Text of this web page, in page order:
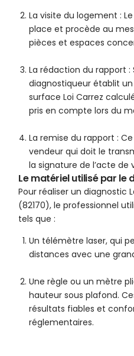
La visite du logement :
place et procède au
pièces et espaces
La rédaction du rapport
diagnostiqueur établit
surface Loi Carrez
pris en compte lors du
La remise du rapport :
vendeur qui doit le
la signature de l’acte de
Le matériel utilisé par le
Pour réaliser un diagnostic
(82170), le professionnel
tels que :
Un télémètre laser, qui
distances avec une
Une règle ou un mètre
hauteur sous plafond.
résultats fiables et
réglementaires.